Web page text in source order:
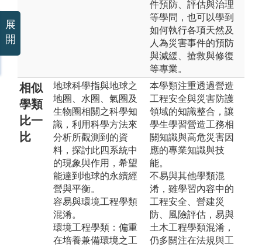
件預防、評估與治理
等學問，也可以學到
如何執行各項天然及
人為災害事件的預防
與減緩、搶救與修復
等專業。
相似
學類
比一
比
地球科學指與地球之
地圈、水圈、氣圈及
生物圈相關之科學知
識，利用科學方法來
分析所觀測到的資
料，探討此四系統中
的現象與作用，希望
能達到地球的永續經
營與平衡。
容易與環境工程學類
混淆。
環境工程學類：偏重
在培養兼備環境之工
本學類注重透過營造
工程安全與災害防護
領域的知識整合，讓
學生學習營造工務相
關知識與高危災害因
應的專業知識與技
能。
不易與其他學類混
淆，雖學習內容中的
工程安全、營建災
防、風險評估，易與
土木工程學類混淆，
仍多關注在法規與工
展
開